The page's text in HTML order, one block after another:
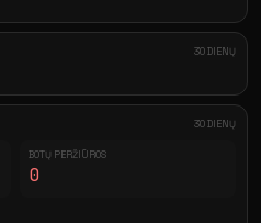
30 DIENŲ
30 DIENŲ
BOTŲ PERŽIŪROS
0